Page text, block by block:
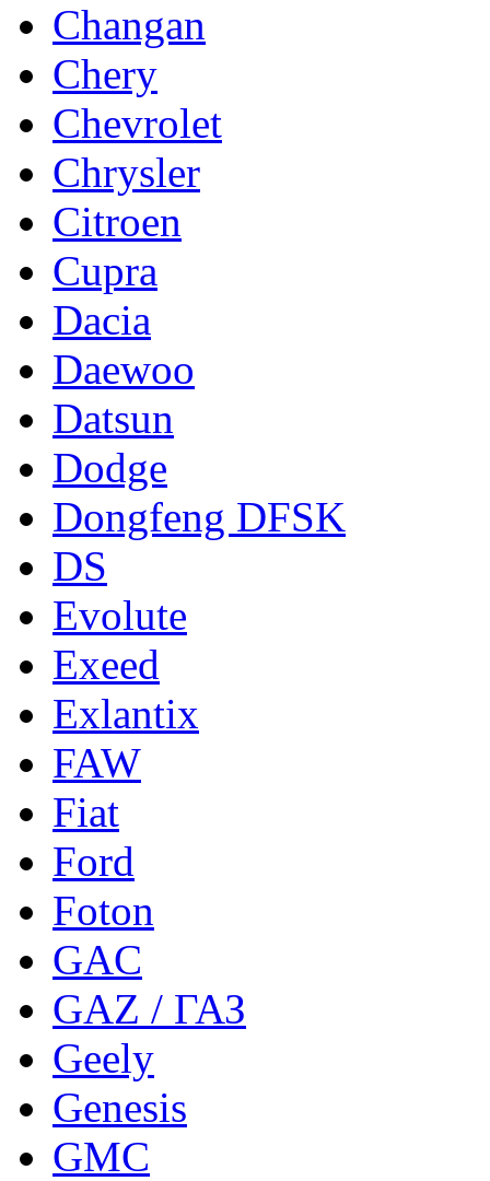
Changan
Chery
Chevrolet
Chrysler
Citroen
Cupra
Dacia
Daewoo
Datsun
Dodge
Dongfeng DFSK
DS
Evolute
Exeed
Exlantix
FAW
Fiat
Ford
Foton
GAC
GAZ / ГАЗ
Geely
Genesis
GMC